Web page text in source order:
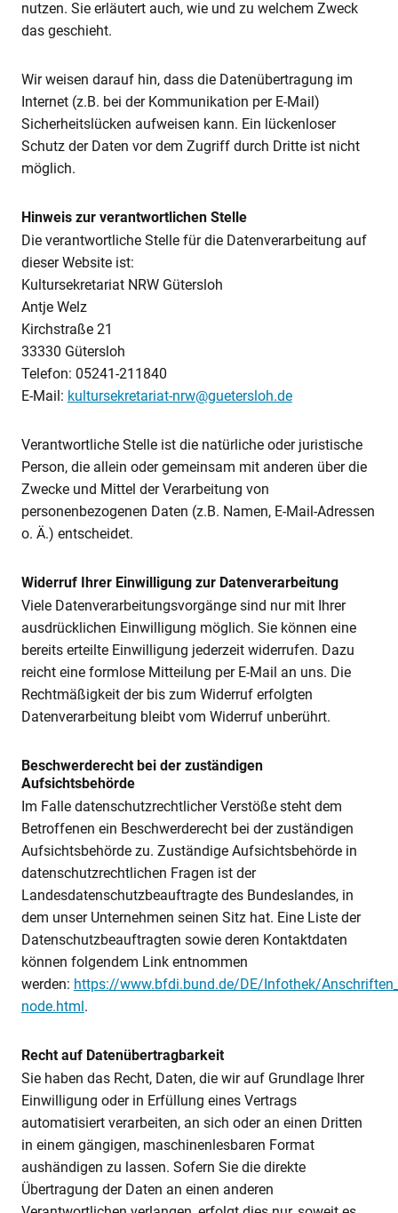
nutzen. Sie erläutert auch, wie und zu welchem Zweck
das geschieht.
Wir weisen darauf hin, dass die Datenübertragung im
Internet (z.B. bei der Kommunikation per E-Mail)
Sicherheitslücken aufweisen kann. Ein lückenloser
Schutz der Daten vor dem Zugriff durch Dritte ist nicht
möglich.
Hinweis zur verantwortlichen Stelle
Die verantwortliche Stelle für die Datenverarbeitung auf
dieser Website ist:
Kultursekretariat NRW Gütersloh
Antje Welz
Kirchstraße 21
33330 Gütersloh
Telefon: 05241-211840
E-Mail: kultursekretariat-nrw@guetersloh.de
Verantwortliche Stelle ist die natürliche oder juristische
Person, die allein oder gemeinsam mit anderen über die
Zwecke und Mittel der Verarbeitung von
personenbezogenen Daten (z.B. Namen, E-Mail-Adressen
o. Ä.) entscheidet.
Widerruf Ihrer Einwilligung zur Datenverarbeitung
Viele Datenverarbeitungsvorgänge sind nur mit Ihrer
ausdrücklichen Einwilligung möglich. Sie können eine
bereits erteilte Einwilligung jederzeit widerrufen. Dazu
reicht eine formlose Mitteilung per E-Mail an uns. Die
Rechtmäßigkeit der bis zum Widerruf erfolgten
Datenverarbeitung bleibt vom Widerruf unberührt.
Beschwerderecht bei der zuständigen
Aufsichtsbehörde
Im Falle datenschutzrechtlicher Verstöße steht dem
Betroffenen ein Beschwerderecht bei der zuständigen
Aufsichtsbehörde zu. Zuständige Aufsichtsbehörde in
datenschutzrechtlichen Fragen ist der
Landesdatenschutzbeauftragte des Bundeslandes, in
dem unser Unternehmen seinen Sitz hat. Eine Liste der
Datenschutzbeauftragten sowie deren Kontaktdaten
können folgendem Link entnommen
werden: https://www.bfdi.bund.de/DE/Infothek/
node.html.
Recht auf Datenübertragbarkeit
Sie haben das Recht, Daten, die wir auf Grundlage Ihrer
Einwilligung oder in Erfüllung eines Vertrags
automatisiert verarbeiten, an sich oder an einen Dritten
in einem gängigen, maschinenlesbaren Format
aushändigen zu lassen. Sofern Sie die direkte
Übertragung der Daten an einen anderen